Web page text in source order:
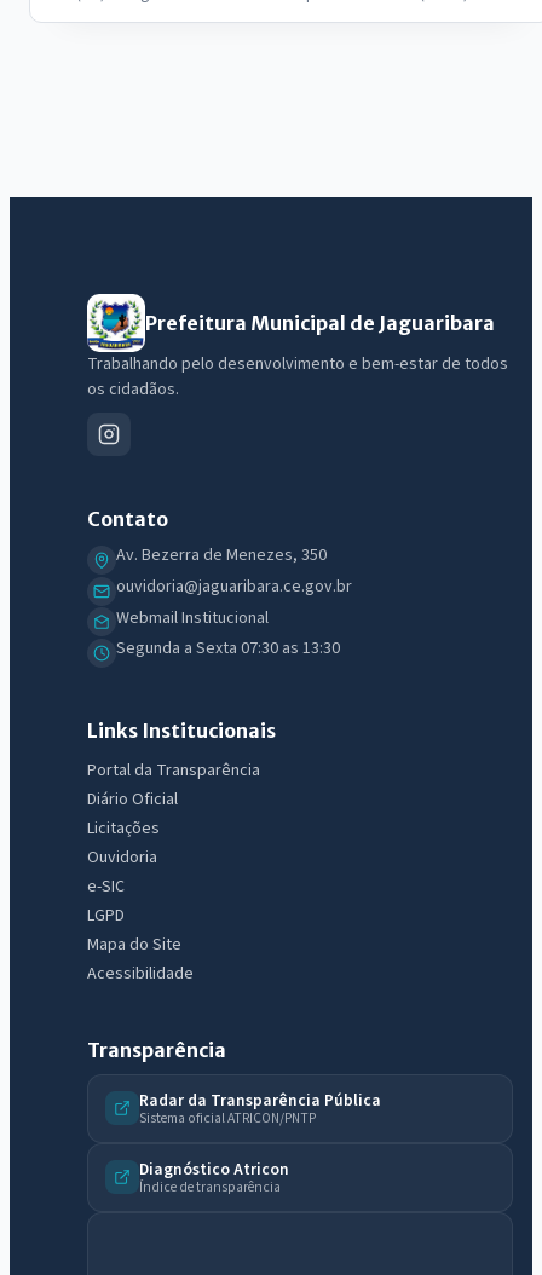
Prefeitura Municipal de Jaguaribara
Trabalhando pelo desenvolvimento e bem-estar de todos
os cidadãos.
Contato
Av. Bezerra de Menezes, 350
ouvidoria@jaguaribara.ce.gov.br
Webmail Institucional
Segunda a Sexta 07:30 as 13:30
Links Institucionais
Portal da Transparência
Diário Oficial
Licitações
Ouvidoria
e-SIC
LGPD
Mapa do Site
Acessibilidade
Transparência
Radar da Transparência Pública
Sistema oficial ATRICON/PNTP
Diagnóstico Atricon
Índice de transparência